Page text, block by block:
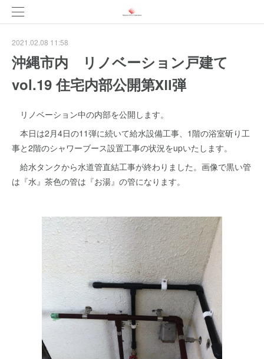
2021.02.08 11:58
沖縄市内 リノベーション戸建て
vol.19 住宅内部公開第Ⅻ弾
リノベーション中の内部を公開します。
本日は2月4日の11弾に続いて給水設備工事、1階の浴室斫り工
事と2階のシャワーブース設置工事の状況をupいたします。
給水タンクから水道管直結工事が終わりました。画像で黒い管
は『水』茶色の管は『お湯』の管になります。